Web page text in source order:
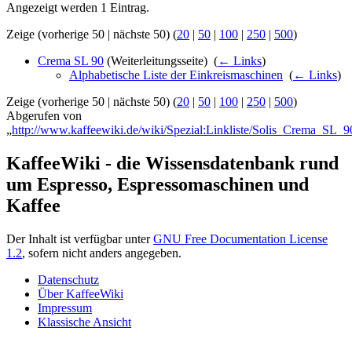
Angezeigt werden 1 Eintrag.
Zeige (vorherige 50 | nächste 50) (20 | 50 | 100 | 250 | 500)
Crema SL 90 (Weiterleitungsseite) ‎ (← Links)
Alphabetische Liste der Einkreismaschinen (← Links)
Zeige (vorherige 50 | nächste 50) (20 | 50 | 100 | 250 | 500)
Abgerufen von
„http://www.kaffeewiki.de/wiki/Spezial:Linkliste/
KaffeeWiki - die Wissensdatenbank rund
um Espresso, Espressomaschinen und
Kaffee
Der Inhalt ist verfügbar unterGNU Free Documentation License
1.2, sofern nicht anders angegeben.
Datenschutz
Über KaffeeWiki
Impressum
Klassische Ansicht